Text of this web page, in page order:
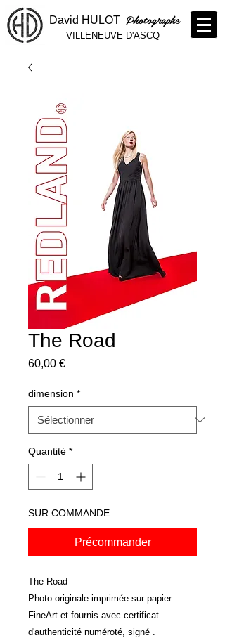
David HULOT Photographe
VILLENEUVE D'ASCQ
The Road
60,00 €Prix
dimension *
Quantité *
SUR COMMANDE
Précommander
The Road
Photo originale imprimée sur papier
FineArt et fournis avec certificat
d'authenticité numéroté, signé .